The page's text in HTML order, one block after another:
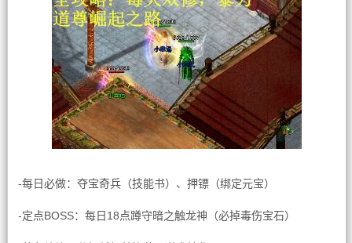
-每日必做：夺宝奇兵（技能书）、押镖（绑定元宝）
-定点BOSS：每日18点蹲守暗之触龙神（必掉毒伤宝石）